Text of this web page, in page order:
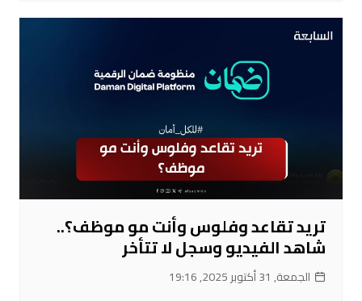
تريد تقاعد وفلوس وأنت مو موظف؟..
شاهد الفيديو وسجل لا تتأخر
الجمعة, 31 أكتوبر 2025, 19:16